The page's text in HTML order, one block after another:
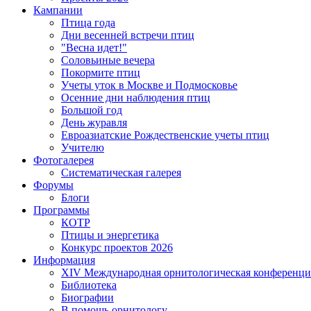
Кампании
Птица года
Дни весенней встречи птиц
"Весна идет!"
Соловьиные вечера
Покормите птиц
Учеты уток в Москве и Подмосковье
Осенние дни наблюдения птиц
Большой год
День журавля
Евроазиатские Рождественские учеты птиц
Учителю
Фотогалерея
Систематическая галерея
Форумы
Блоги
Программы
КОТР
Птицы и энергетика
Конкурс проектов 2026
Информация
XIV Международная орнитологическая
Библиотека
Биографии